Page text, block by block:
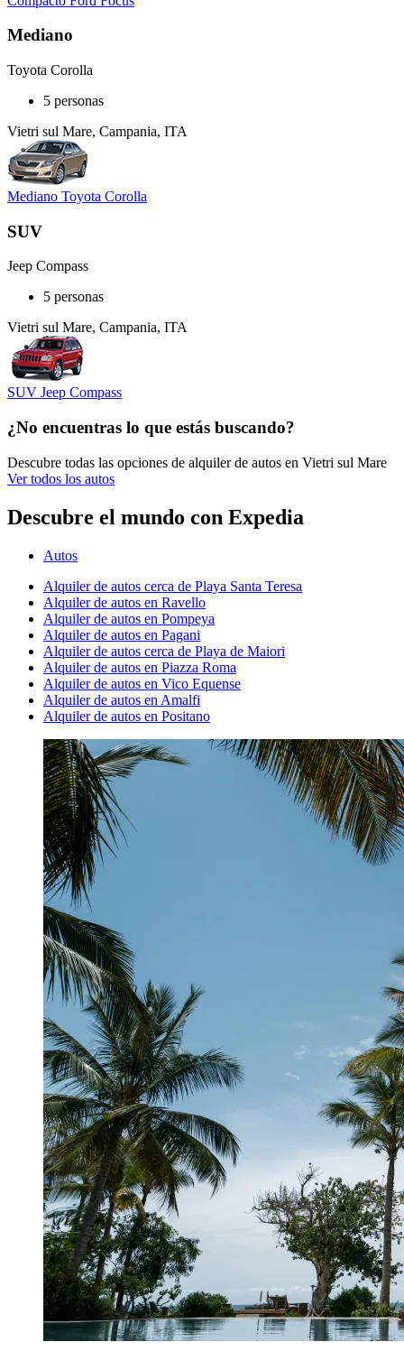
Mediano
Toyota Corolla
5 personas
Vietri sul Mare, Campania, ITA
Mediano Toyota Corolla
SUV
Jeep Compass
5 personas
Vietri sul Mare, Campania, ITA
SUV Jeep Compass
¿No encuentras lo que estás buscando?
Descubre todas las opciones de alquiler de autos en Vietri sul Mare
Ver todos los autos
Descubre el mundo con Expedia
Autos
Alquiler de autos cerca de Playa Santa Teresa
Alquiler de autos en Ravello
Alquiler de autos en Pompeya
Alquiler de autos en Pagani
Alquiler de autos cerca de Playa de Maiori
Alquiler de autos en Piazza Roma
Alquiler de autos en Vico Equense
Alquiler de autos en Amalfi
Alquiler de autos en Positano